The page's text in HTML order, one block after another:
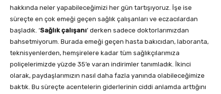
hakkında neler yapabileceğimizi her gün tartışıyoruz. İşe ise
süreçte en çok emeği geçen sağlık çalışanları ve eczacılardan
başladık. ‘Sağlık çalışanı’ derken sadece doktorlarımızdan
bahsetmiyorum. Burada emeği geçen hasta bakıcıdan, laboranta,
teknisyenlerden, hemşirelere kadar tüm sağlıkçılarımıza
poliçelerimizde yüzde 35’e varan indirimler tanımladık. İkinci
olarak, paydaşlarımızın nasıl daha fazla yanında olabileceğimize
baktık. Bu süreçte acentelerin giderlerinin ciddi anlamda arttığını